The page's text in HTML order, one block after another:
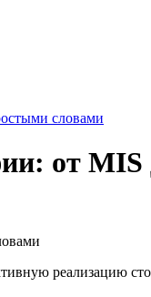
словами
от
реализацию